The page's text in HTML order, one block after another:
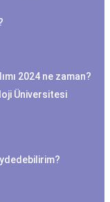
2024 ne zaman?
Üniversitesi